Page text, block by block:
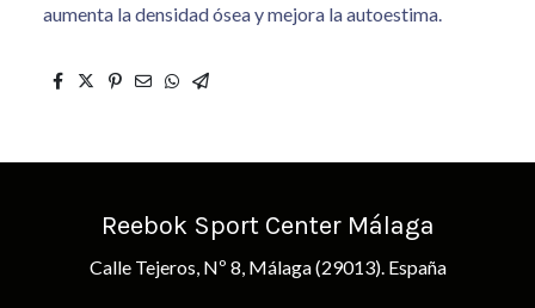
aumenta la densidad ósea y mejora la autoestima.
Reebok Sport Center Málaga
Calle Tejeros, Nº 8, Málaga (29013). España